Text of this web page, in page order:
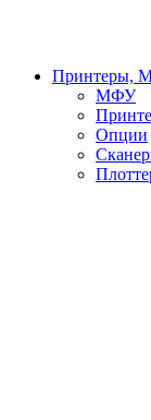
Принтеры,
МФУ
Опции